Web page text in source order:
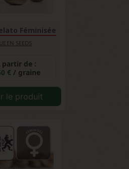
Féminisée
SEEDS
partir de :
€ / graine
le produit